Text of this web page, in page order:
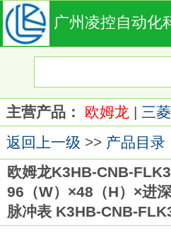
广州凌控自动化
主营产品： 欧姆龙 | 三菱
返回上一级 >> 产品目录
欧姆龙K3HB-CNB-
96（W）×48（H）×进
脉冲表 K3HB-CNB-